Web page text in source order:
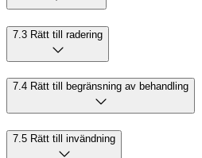
7.3 Rätt till radering
7.4 Rätt till begränsning av behandling
7.5 Rätt till invändning